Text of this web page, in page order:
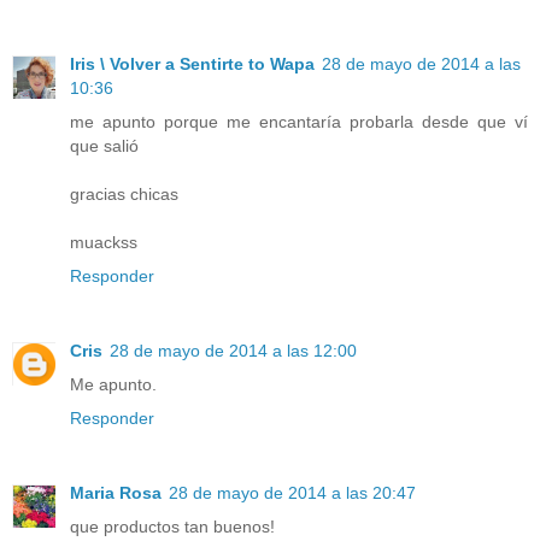
Iris \ Volver a Sentirte to Wapa 28 de mayo de 2014 a las
10:36
me apunto porque me encantaría probarla desde que ví
que salió
gracias chicas
muackss
Responder
Cris 28 de mayo de 2014 a las 12:00
Me apunto.
Responder
Maria Rosa 28 de mayo de 2014 a las 20:47
que productos tan buenos!